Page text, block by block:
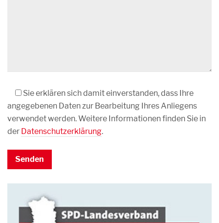
Bitte lasse dieses Feld leer.
Sie erklären sich damit einverstanden, dass Ihre
angegebenen Daten zur Bearbeitung Ihres Anliegens
verwendet werden. Weitere Informationen finden Sie in
der Datenschutzerklärung.